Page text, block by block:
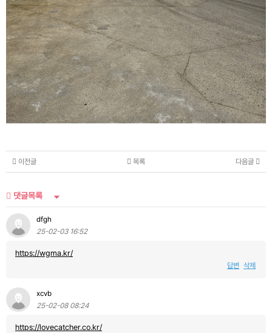
이전글 다음글
목록
댓글목록
dfgh
25-02-03 16:52
https://wgma.kr/
답변 삭제
xcvb
25-02-08 08:24
https://lovecatcher.co.kr/